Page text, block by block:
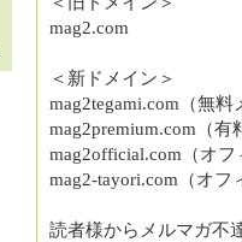
mag2.com
＜新ドメイン＞
mag2tegami.com（無料
mag2premium.com（有
mag2official.com（オフ
mag2-tayori.com（オフ
読者様からメルマガ不